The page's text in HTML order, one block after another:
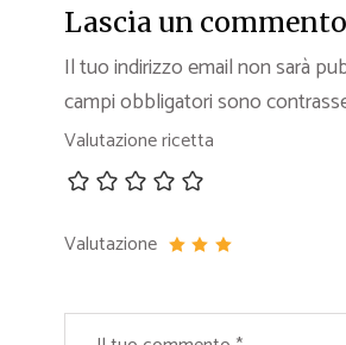
Lascia un commento
Il tuo indirizzo email non sarà
campi obbligatori sono
Valutazione ricetta
Valutazione